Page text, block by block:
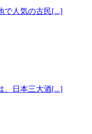
で人気の古民[...]
、日本三大酒[...]